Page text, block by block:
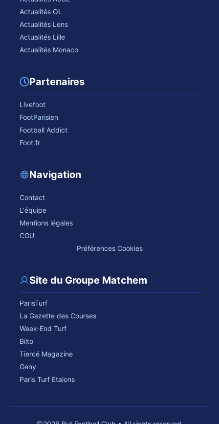
Actualités OL
Actualités Lens
Actualités Lille
Actualités Monaco
Partenaires
Livefoot
FootParisien
Football Addict
Foot.fr
Navigation
Contact
L'équipe
Mentions légales
CGU
Préférences Cookies
Site du Groupe Matchem
ParisTurf
La Gazette des Courses
Week-End Turf
Bilto
Tiercé Magazine
Geny
Paris Turf Etalons